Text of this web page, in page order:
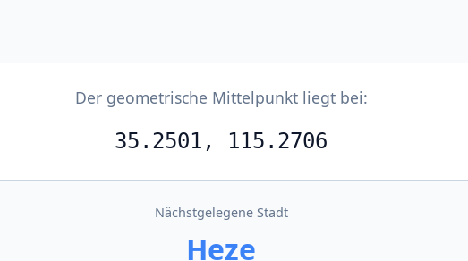
Der geometrische Mittelpunkt liegt bei:
35.2501, 115.2706
Nächstgelegene Stadt
Heze